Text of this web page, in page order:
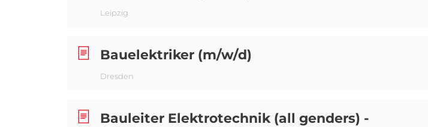
Leipzig
Bauelektriker (m/w/d)
Dresden
Bauleiter Elektrotechnik (all genders) -